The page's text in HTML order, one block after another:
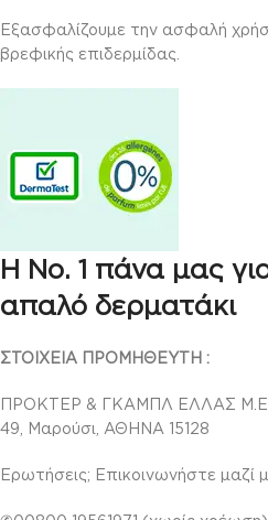
Εξασφαλίζουμε την ασφαλή
βρεφικής επιδερμίδας.
Η Νο. 1 πάνα μας
απαλό δερματάκι
ΣΤΟΙΧΕΙΑ ΠΡΟΜΗΘΕΥΤΗ :
ΠΡΟΚΤΕΡ & ΓΚΑΜΠΛ ΕΛΛΑΣ
49, Μαρούσι, ΑΘΗΝΑ 15128
Ερωτήσεις; Επικοινωνήστε μαζί